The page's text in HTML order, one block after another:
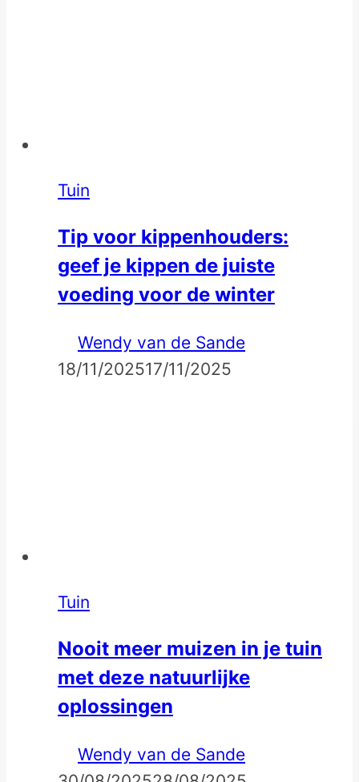
Tuin
Tip voor kippenhouders:
geef je kippen de juiste
voeding voor de winter
Wendy van de Sande
18/11/202517/11/2025
Tuin
Nooit meer muizen in je tuin
met deze natuurlijke
oplossingen
Wendy van de Sande